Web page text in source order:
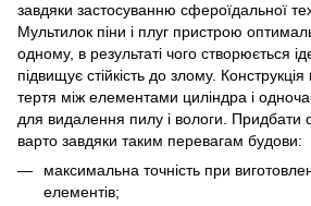
завдяки застосуванню сфероїдальної
Мультилок піни і плуг пристрою
одному, в результаті чого створюється
підвищує стійкість до злому.
тертя між елементами циліндра і
для видалення пилу і вологи. Придбати
варто завдяки таким перевагам будови:
максимальна точність при
елементів;